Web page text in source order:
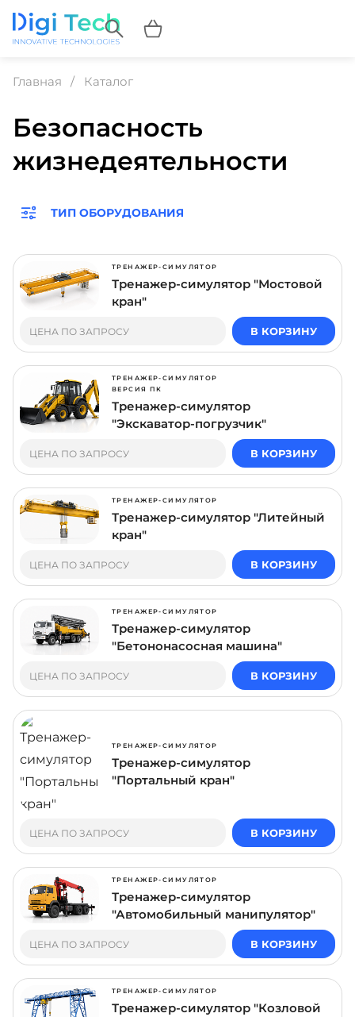
Главная Каталог
Безопасность
жизнедеятельности
ТИП ОБОРУДОВАНИЯ
ТРЕНАЖЕР-СИМУЛЯТОР
Тренажер-симулятор "Мостовой
кран"
ЦЕНА ПО ЗАПРОСУ В КОРЗИНУ
ТРЕНАЖЕР-СИМУЛЯТОР
ВЕРСИЯ ПК
Тренажер-симулятор
"Экскаватор-погрузчик"
ЦЕНА ПО ЗАПРОСУ В КОРЗИНУ
ТРЕНАЖЕР-СИМУЛЯТОР
Тренажер-симулятор "Литейный
кран"
ЦЕНА ПО ЗАПРОСУ В КОРЗИНУ
ТРЕНАЖЕР-СИМУЛЯТОР
Тренажер-симулятор
"Бетононасосная машина"
ЦЕНА ПО ЗАПРОСУ В КОРЗИНУ
ТРЕНАЖЕР-СИМУЛЯТОР
Тренажер-симулятор
"Портальный кран"
ЦЕНА ПО ЗАПРОСУ В КОРЗИНУ
ТРЕНАЖЕР-СИМУЛЯТОР
Тренажер-симулятор
"Автомобильный манипулятор"
ЦЕНА ПО ЗАПРОСУ В КОРЗИНУ
ТРЕНАЖЕР-СИМУЛЯТОР
Тренажер-симулятор "Козловой